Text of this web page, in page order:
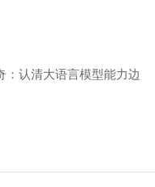
认清大语言模型能力边